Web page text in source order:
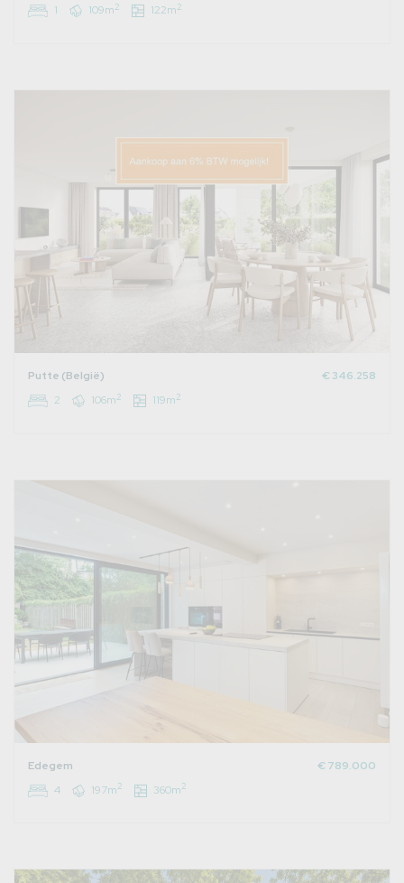
1
109m2 122m2
Putte (België)
€ 346.258
2
106m2 119m2
Edegem
€ 789.000
4
197m2 360m2